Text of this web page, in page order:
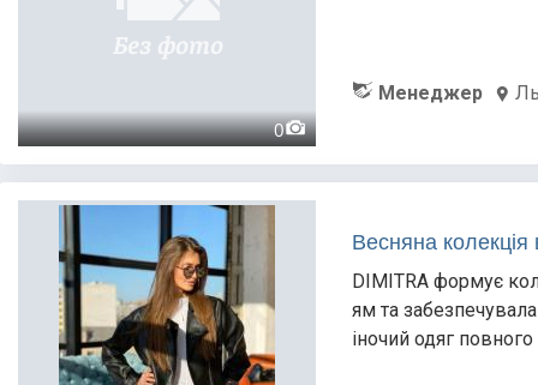
0
Менеджер
Весняна колекція
DIMITRA формує
ям та
іночий одяг